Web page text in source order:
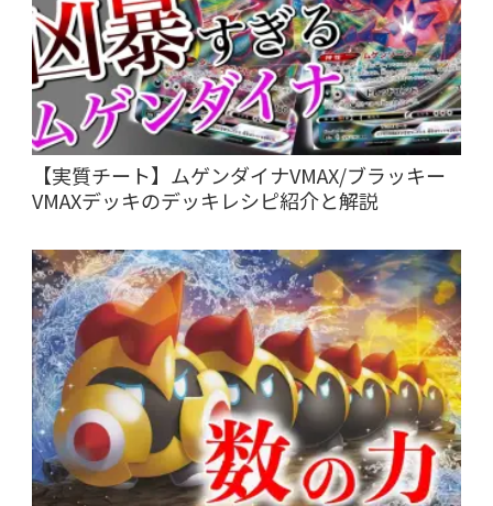
【実質チート】ムゲンダイナVMAX/ブラッキー
VMAXデッキのデッキレシピ紹介と解説